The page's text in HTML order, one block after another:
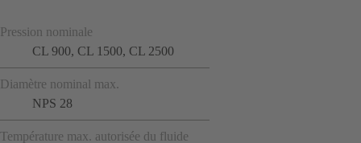
Pression nominale
CL 900, CL 1500, CL 2500
Diamètre nominal max.
NPS 28
Température max. autorisée du fluide